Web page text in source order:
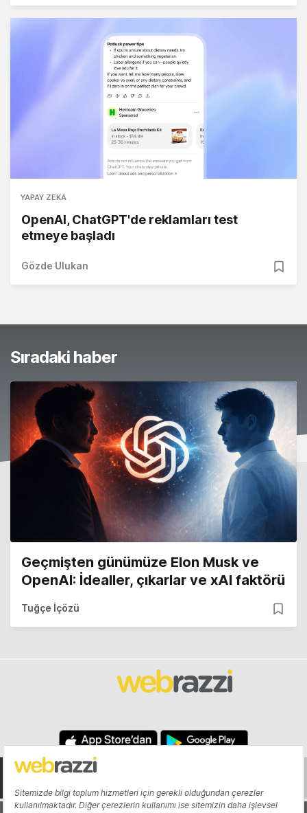
YAPAY ZEKA
OpenAI, ChatGPT'de reklamları test
etmeye başladı
Gözde Ulukan
Sıradaki haber
Geçmişten günümüze Elon Musk ve
OpenAI: İdealler, çıkarlar ve xAI faktörü
Tuğçe İçözü